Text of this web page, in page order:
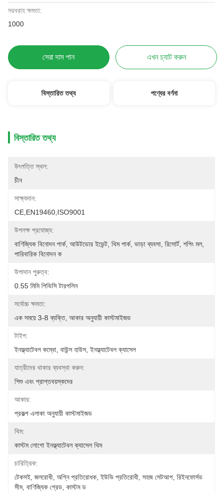
সরবরাহ ক্ষমতা:
1000
সেরা দাম পান এখন চ্যাট করুন
বিস্তারিত তথ্য পণ্যের বর্ণনা
বিস্তারিত তথ্য
উৎপত্তি স্থল:
চীন
সাক্ষ্যদান:
CE,EN19460,ISO9001
উপলক্ষ প্রযোজ্য:
বাণিজ্যিক বিনোদন পার্ক, আউটডোর ইভেন্ট, থিম পার্ক, ভাড়া ব্যবসা, রিসোর্ট, শপিং মল,
পারিবারিক বিনোদন ক
উপাদান পুরুত্ব:
0.55 মিমি পিভিসি টারপলিন
সর্বোচ্চ ক্ষমতা:
এক সময়ে 3-8 ব্যক্তি, আকার অনুযায়ী কাস্টমাইজড
টাইপ:
ইনফ্ল্যাটেবল কম্বো, বাউন্স হাউস, ইনফ্ল্যাটেবল ক্যাসেল
যাত্রীদের থাকার ব্যবস্থা করুন:
শিশু এবং প্রাপ্তবয়স্কদের
আকার:
প্রকল্প এলাকা অনুযায়ী কাস্টমাইজড
থিম:
কাস্টম লোগো ইনফ্ল্যাটেবল ক্যাসেল থিম
চারিত্রিক:
টেকসই, জলরোধী, অগ্নি প্রতিরোধক, ইউভি প্রতিরোধী, সহজ সেটআপ, রিইনফোর্সড
সীম, বাণিজ্যিক গ্রেড, কাস্টম ড